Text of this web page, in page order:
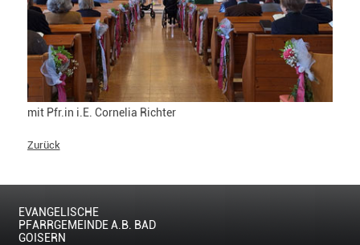
mit Pfr.in i.E. Cornelia Richter
Zurück
EVANGELISCHE
PFARRGEMEINDE A.B. BAD
GOISERN